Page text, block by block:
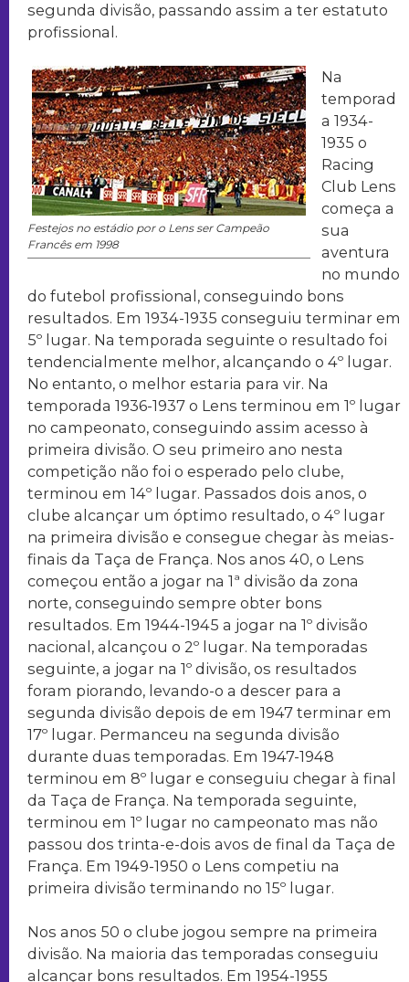
segunda divisão, passando assim a ter estatuto
profissional.
Festejos no estádio por o Lens ser Campeão
Francês em 1998
Na
temporad
a 1934-
1935 o
Racing
Club Lens
começa a
sua
aventura
no mundo
do futebol profissional, conseguindo bons
resultados. Em 1934-1935 conseguiu terminar em
5º lugar. Na temporada seguinte o resultado foi
tendencialmente melhor, alcançando o 4º lugar.
No entanto, o melhor estaria para vir. Na
temporada 1936-1937 o Lens terminou em 1º lugar
no campeonato, conseguindo assim acesso à
primeira divisão. O seu primeiro ano nesta
competição não foi o esperado pelo clube,
terminou em 14º lugar. Passados dois anos, o
clube alcançar um óptimo resultado, o 4º lugar
na primeira divisão e consegue chegar às meias-
finais da Taça de França. Nos anos 40, o Lens
começou então a jogar na 1ª divisão da zona
norte, conseguindo sempre obter bons
resultados. Em 1944-1945 a jogar na 1º divisão
nacional, alcançou o 2º lugar. Na temporadas
seguinte, a jogar na 1º divisão, os resultados
foram piorando, levando-o a descer para a
segunda divisão depois de em 1947 terminar em
17º lugar. Permanceu na segunda divisão
durante duas temporadas. Em 1947-1948
terminou em 8º lugar e conseguiu chegar à final
da Taça de França. Na temporada seguinte,
terminou em 1º lugar no campeonato mas não
passou dos trinta-e-dois avos de final da Taça de
França. Em 1949-1950 o Lens competiu na
primeira divisão terminando no 15º lugar.
Nos anos 50 o clube jogou sempre na primeira
divisão. Na maioria das temporadas conseguiu
alcançar bons resultados. Em 1954-1955